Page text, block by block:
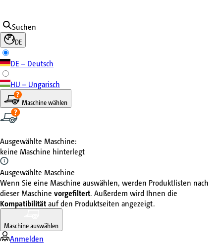
Suchen
DE
DE – Deutsch
HU – Ungarisch
Maschine wählen
Ausgewählte Maschine:
keine Maschine hinterlegt
Ausgewählte Maschine
Wenn Sie eine Maschine auswählen, werden Produktlisten nach
dieser Maschine vorgefiltert. Außerdem wird Ihnen die
Kompatibilitätauf den Produktseiten angezeigt.
Maschine auswählen
Anmelden